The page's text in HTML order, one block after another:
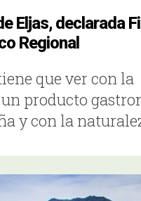
Eljas, declarada
Regional
que ver con la
producto
y con la